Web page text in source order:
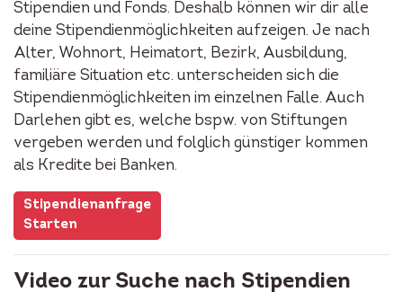
Stipendien und Fonds. Deshalb können wir dir alle
deine Stipendienmöglichkeiten aufzeigen. Je nach
Alter, Wohnort, Heimatort, Bezirk, Ausbildung,
familiäre Situation etc. unterscheiden sich die
Stipendienmöglichkeiten im einzelnen Falle. Auch
Darlehen gibt es, welche bspw. von Stiftungen
vergeben werden und folglich günstiger kommen
als Kredite bei Banken.
Stipendienanfrage
Starten
Video zur Suche nach Stipendien